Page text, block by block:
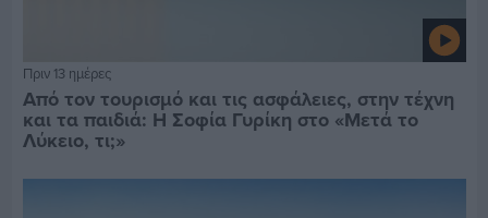
Πριν 13 ημέρες
Από τον τουρισμό και τις ασφάλειες, στην τέχνη
και τα παιδιά: Η Σοφία Γυρίκη στο «Μετά το
Λύκειο, τι;»